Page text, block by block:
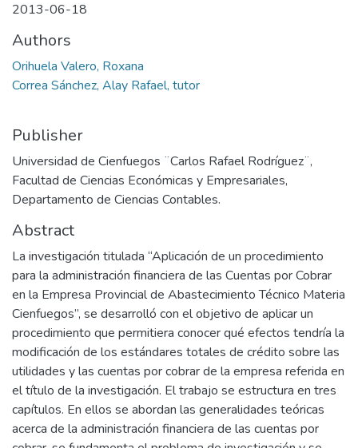
2013-06-18
Authors
Orihuela Valero, Roxana
Correa Sánchez, Alay Rafael, tutor
Publisher
Universidad de Cienfuegos ¨Carlos Rafael Rodríguez¨,
Facultad de Ciencias Económicas y Empresariales,
Departamento de Ciencias Contables.
Abstract
La investigación titulada “Aplicación de un procedimiento
para la administración financiera de las Cuentas por Cobrar
en la Empresa Provincial de Abastecimiento Técnico Materia
Cienfuegos”, se desarrolló con el objetivo de aplicar un
procedimiento que permitiera conocer qué efectos tendría la
modificación de los estándares totales de crédito sobre las
utilidades y las cuentas por cobrar de la empresa referida en
el título de la investigación. El trabajo se estructura en tres
capítulos. En ellos se abordan las generalidades teóricas
acerca de la administración financiera de las cuentas por